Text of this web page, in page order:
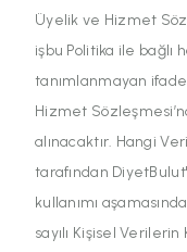
Üyelik ve Hizmet
işbu Politika ile bağlı
tanımlanmayan
Hizmet
alınacaktır. Hangi
tarafından
kullanımı
sayılı Kişisel Verilerin